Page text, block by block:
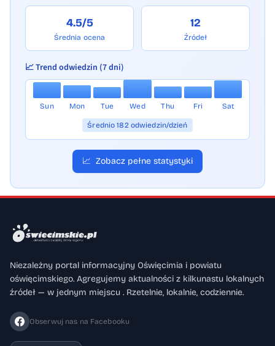
4.5/5
Średnia ocena
12
Źródeł
📈 Trend odwiedzin (7 dni)
Sun Mon Tue Wed Thu Fri Sat
Średnio 182 odwiedzin/dzień
📈 Zobacz pełne statystyki
Niezależny portal informacyjny Oświęcimia i powiatu
oświęcimskiego. Agregujemy aktualności z kilkunastu lokalnych
źródeł — w jednym miejscu . Rzetelnie, lokalnie, codziennie.
Obserwuj nas na Facebooku